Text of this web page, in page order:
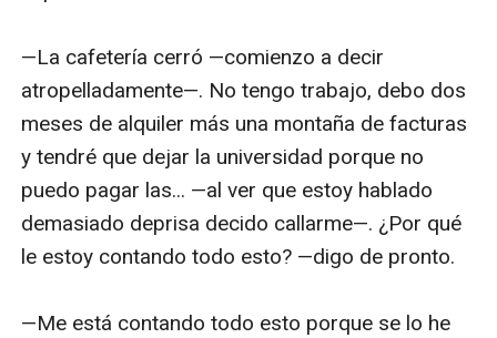
—La cafetería cerró —comienzo a decir
atropelladamente—. No tengo trabajo, debo dos
meses de alquiler más una montaña de facturas
y tendré que dejar la universidad porque no
puedo pagar las... —al ver que estoy hablado
demasiado deprisa decido callarme—. ¿Por qué
le estoy contando todo esto? —digo de pronto.
—Me está contando todo esto porque se lo he